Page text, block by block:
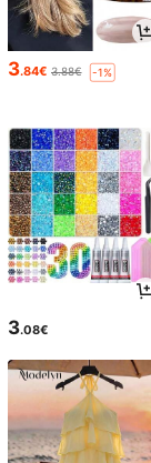
3.84€ 3.88€ -1%
3.08€